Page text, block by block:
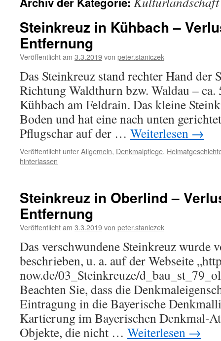
Steinkreuz in Kühbach –
Entfernung
Veröffentlicht am 3.3.2019von peter.staniczek
Das Steinkreuz stand rechter Hand der
Richtung Waldthurn bzw. Waldau –
Kühbach am Feldrain. Das kleine
Boden und hat eine nach unten
Pflugschar auf der … Weiterlesen →
Veröffentlicht unterAllgemein, Denkmalpflege,
hinterlassen
Steinkreuz in Oberlind –
Entfernung
Veröffentlicht am 3.3.2019von peter.staniczek
Das verschwundene Steinkreuz wurde
beschrieben, u. a. auf der Webseite
now.de/03_Steinkreuze/
Beachten Sie, dass die
Eintragung in die Bayerische
Kartierung im Bayerischen Denkmal-
Objekte, die nicht … Weiterlesen →